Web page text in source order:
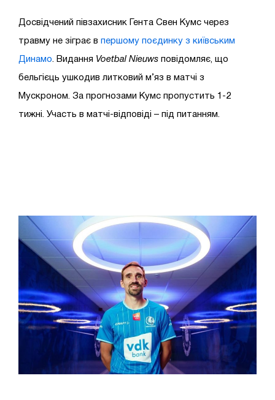
Досвідчений півзахисник Гента Свен Кумс через
травму не зіграє в першому поєдинку з київським
Динамо . Видання Voetbal Nieuws повідомляє, що
бельгієць ушкодив литковий м’яз в матчі з
Мускроном. За прогнозами Кумс пропустить 1-2
тижні. Участь в матчі-відповіді – під питанням.